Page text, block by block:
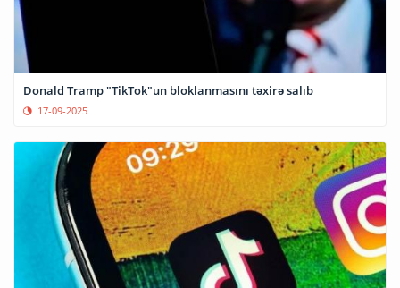
Donald Tramp "TikTok"un bloklanmasını təxirə salıb
17-09-2025